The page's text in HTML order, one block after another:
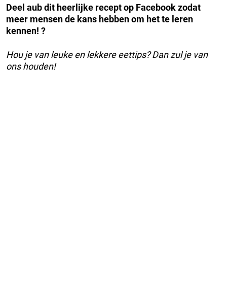
Deel aub dit heerlijke recept op Facebook zodat
meer mensen de kans hebben om het te leren
kennen! ?
Hou je van leuke en lekkere eettips? Dan zul je van
ons houden!